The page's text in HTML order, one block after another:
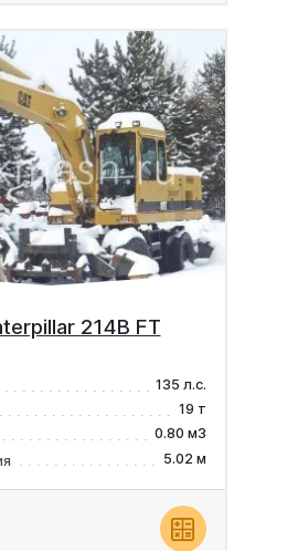
214B FT
135 л.с.
19 т
0.80 м3
5.02 м